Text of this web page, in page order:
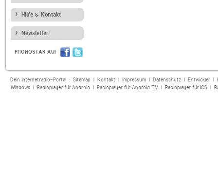
Hilfe & Kontakt
Newsletter
PHONOSTAR AUF
Dein Internetradio-Portal : Sitemap| Kontakt| Impressum| Datenschutz| Entwickler|
Windows| Radioplayer für Android| Radioplayer für Android TV| Radioplayer für iOS|